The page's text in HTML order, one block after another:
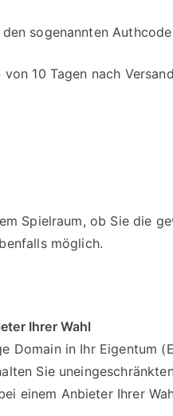
sogenannten
10 Tagen nach
Spielraum, ob Sie die
möglich.
Ihrer Wahl
Domain in Ihr Eigentum
Sie
einem Anbieter Ihrer